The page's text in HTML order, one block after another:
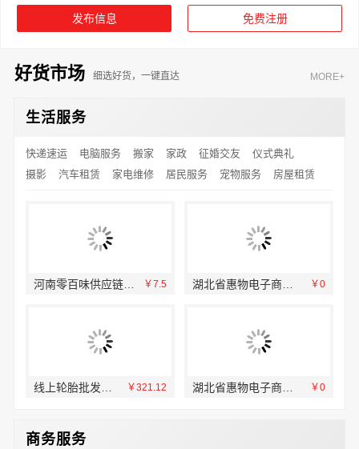
发布信息 免费注册
好货市场 细选好货，一键直达 MORE+
生活服务
快递速运 电脑服务 搬家 家政 征婚交友
仪式典礼
摄影
汽车租赁 家电维修 居民服务 宠物服务 房屋租赁
河南零百味供应链有限公司河南本地低成本量贩零食全域盈利 ￥7.5
￥321.12
湖北省惠物电子商务有限公司：推荐母婴用品厂家优缺点详解 ￥0
湖北省惠物电子商务有限公司家居公司价格 ￥0
商务服务